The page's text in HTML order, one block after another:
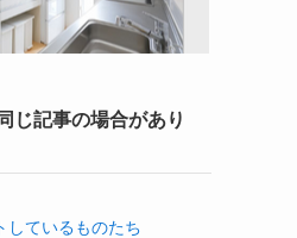
じ記事の場合があり
しているものたち